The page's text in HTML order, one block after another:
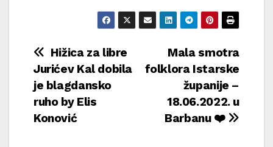
Navigacija
objava
Mala smotra
folklora Istarske
županije –
18.06.2022. u
Barbanu ❤️
Hižica za libre
Jurićev Kal dobila
je blagdansko
ruho by Elis
Konović